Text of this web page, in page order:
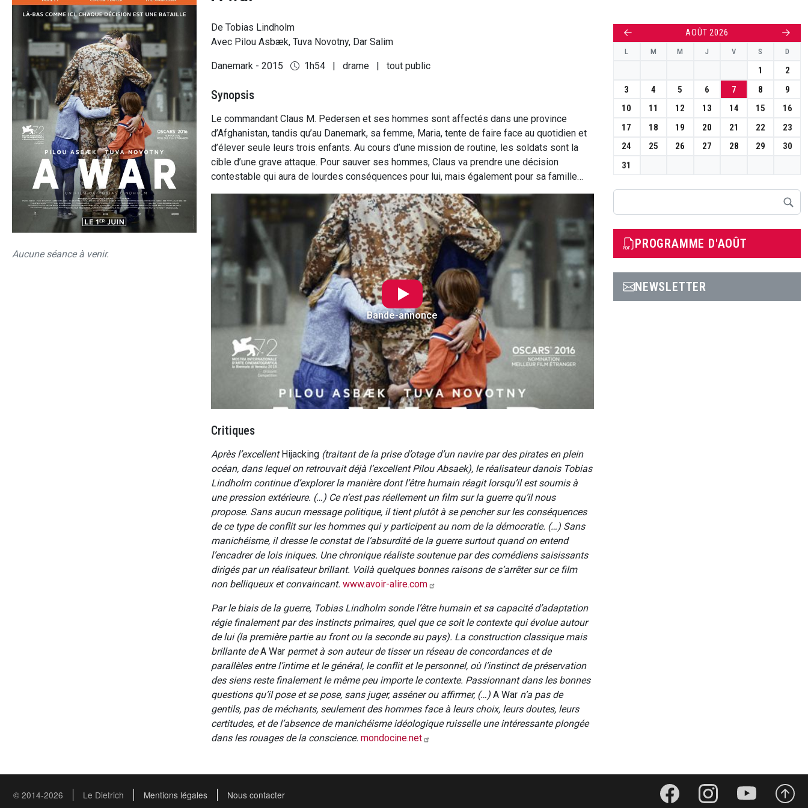
Aucune séance à venir.
De Tobias Lindholm
Avec Pilou Asbæk, Tuva Novotny, Dar Salim
Danemark - 2015 1h54 | drame | tout public
Synopsis
Le commandant Claus M. Pedersen et ses hommes sont affectés dans une province
d’Afghanistan, tandis qu’au Danemark, sa femme, Maria, tente de faire face au quotidien et
d’élever seule leurs trois enfants. Au cours d’une mission de routine, les soldats sont la
cible d’une grave attaque. Pour sauver ses hommes, Claus va prendre une décision
contestable qui aura de lourdes conséquences pour lui, mais également pour sa famille…
Bande-annonce
Critiques
Après l’excellent Hijacking(traitant de la prise d’otage d’un navire par des pirates en plein
océan, dans lequel on retrouvait déjà l’excellent Pilou Absaek), le réalisateur danois Tobias
Lindholm continue d’explorer la manière dont l’être humain réagit lorsqu’il est soumis à
une pression extérieure. (…) Ce n’est pas réellement un film sur la guerre qu’il nous
propose. Sans aucun message politique, il tient plutôt à se pencher sur les conséquences
de ce type de conflit sur les hommes qui y participent au nom de la démocratie. (…) Sans
manichéisme, il dresse le constat de l’absurdité de la guerre surtout quand on entend
l’encadrer de lois iniques. Une chronique réaliste soutenue par des comédiens saisissants
dirigés par un réalisateur brillant. Voilà quelques bonnes raisons de s’arrêter sur ce film
non belliqueux et convaincant. www.avoir-alire.com
Par le biais de la guerre, Tobias Lindholm sonde l’être humain et sa capacité d’adaptation
régie finalement par des instincts primaires, quel que ce soit le contexte qui évolue autour
de lui (la première partie au front ou la seconde au pays). La construction classique mais
brillante deA Warpermet à son auteur de tisser un réseau de concordances et de
parallèles entre l’intime et le général, le conflit et le personnel, où l’instinct de préservation
des siens reste finalement le même peu importe le contexte. Passionnant dans les bonnes
questions qu’il pose et se pose, sans juger, asséner ou affirmer, (…) A War n’a pas de
gentils, pas de méchants, seulement des hommes face à leurs choix, leurs doutes, leurs
certitudes, et de l’absence de manichéisme idéologique ruisselle une intéressante plongée
dans les rouages de la conscience. mondocine.net
← AOÛT 2026 →
L M M J V S D
1
2
3
4 5 6 7 8
9
10
11 12 13 14 15
16
17
18 19 20 21 22
23
24
25 26 27 28 29
30
31
PROGRAMME D'AOÛT
NEWSLETTER
© 2014-2026 Le Dietrich Mentions légales Nous contacter